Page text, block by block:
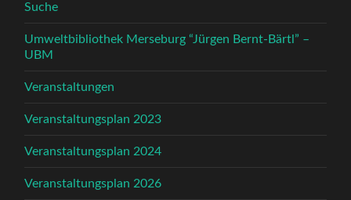
Suche
Umweltbibliothek Merseburg “Jürgen Bernt-Bärtl” –
UBM
Veranstaltungen
Veranstaltungsplan 2023
Veranstaltungsplan 2024
Veranstaltungsplan 2026